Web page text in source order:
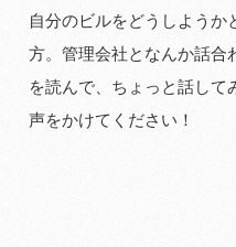
自分のビルをどうしようか
方。管理会社となんか話合
を読んで、ちょっと話して
声をかけてください！